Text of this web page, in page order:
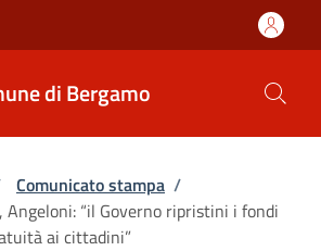
di Bergamo
pane
Comunicato stampa /
Angeloni: “il Governo ripristini i fondi
ai cittadini”